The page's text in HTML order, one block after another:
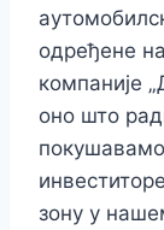
одређене
компаније
оно што
зону у